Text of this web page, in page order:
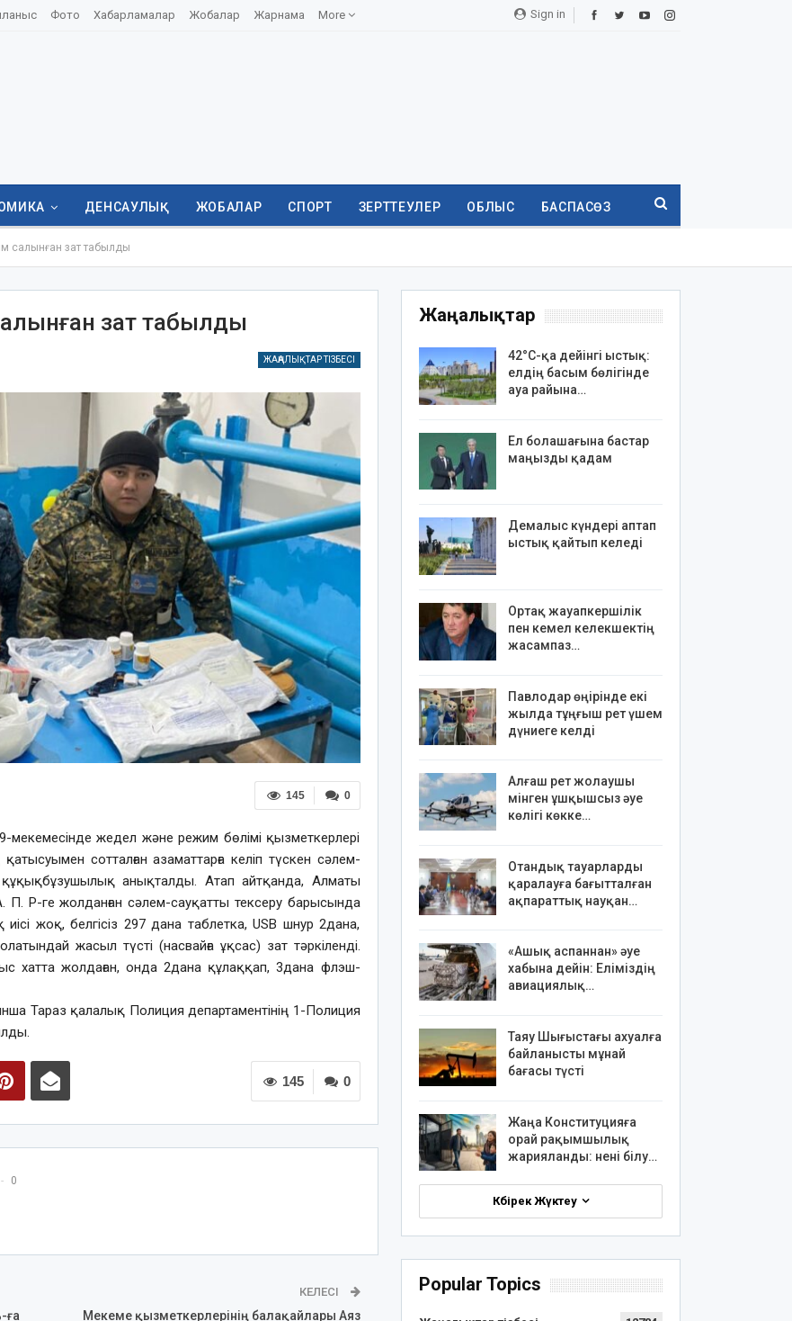
Sign in
Фото Хабарламалар Жобалар Жарнама More
ДЕНСАУЛЫҚ ЖОБАЛАР СПОРТ ЗЕРТТЕУЛЕР ОБЛЫС БАСПАСӨЗ
салынған зат табылды
зат табылды
ЖАҢАЛЫҚТАР ТІЗБЕСІ
0
145
жедел және режим бөлімі қызметкерлері
сотталған азаматтарға келіп түскен сәлем-
құқықбұзушылық анықталды. Атап айтқанда, Алматы
Р-ге жолданған сәлем-сауқатты тексеру барысында
жоқ, белгісіз 297 дана таблетка, USB шнур 2дана,
жасыл түсті (насвайға ұқсас) зат тәркіленді.
хатта жолдаған, онда 2дана құлаққап, 3дана флэш-
Тараз қалалық Полиция департаментінің 1-Полиция
0
145
0
ға
КЕЛЕСІ
Мекеме қызметкерлерінің балақайлары Аяз
Жаңалықтар
42°C-қа дейінгі ыстық:
елдің басым бөлігінде
ауа райына…
Ел болашағына бастар
маңызды қадам
Демалыс күндері аптап
ыстық қайтып келеді
Ортақ жауапкершілік
пен кемел келекшектің
жасампаз…
Павлодар өңірінде екі
жылда тұңғыш рет үшем
дүниеге келді
Алғаш рет жолаушы
мінген ұшқышсыз әуе
көлігі көкке…
Отандық тауарларды
қаралауға бағытталған
ақпараттық науқан…
«Ашық аспаннан» әуе
хабына дейін: Еліміздің
авиациялық…
Таяу Шығыстағы ахуалға
байланысты мұнай
бағасы түсті
Жаңа Конституцияға
орай рақымшылық
жарияланды: нені білу…
Көбірек Жүктеу
Popular Topics